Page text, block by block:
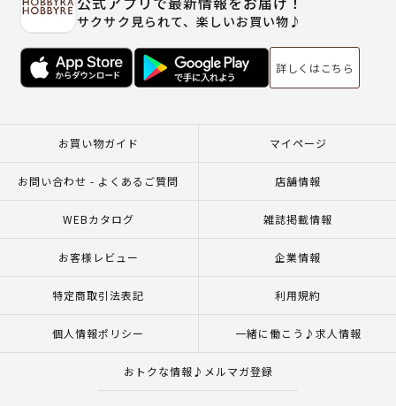
サクサク見られて、楽しいお買い物♪
詳しくはこちら
お買い物ガイド マイページ
お問い合わせ - よくあるご質問 店舗情報
WEBカタログ 雑誌掲載情報
お客様レビュー 企業情報
特定商取引法表記 利用規約
個人情報ポリシー 一緒に働こう♪求人情報
おトクな情報♪メルマガ登録